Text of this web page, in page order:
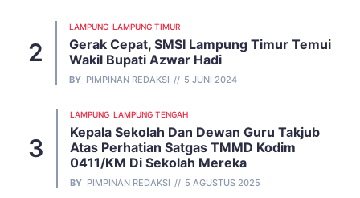
LAMPUNG LAMPUNG TIMUR
Gerak Cepat, SMSI Lampung Timur Temui
Wakil Bupati Azwar Hadi
BY PIMPINAN REDAKSI 5 JUNI 2024
LAMPUNG LAMPUNG TENGAH
Kepala Sekolah Dan Dewan Guru Takjub
Atas Perhatian Satgas TMMD Kodim
0411/KM Di Sekolah Mereka
BY PIMPINAN REDAKSI 5 AGUSTUS 2025